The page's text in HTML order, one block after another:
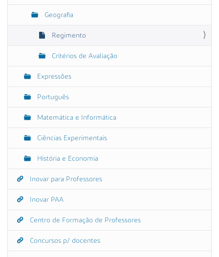
Geografia
Regimento
Critérios de Avaliação
Expressões
Português
Matemática e Informática
Ciências Experimentais
História e Economia
Inovar para Professores
Inovar PAA
Centro de Formação de Professores
Concursos p/ docentes